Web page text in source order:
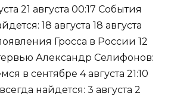
21 августа 00:17 События
18 августа 18 августа
Гросса в России 12
Александр Селифонов:
в сентябре 4 августа 21:10
найдется: 3 августа 2